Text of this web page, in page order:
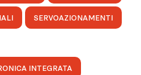
SERVOAZIONAMENTI
INTEGRATA